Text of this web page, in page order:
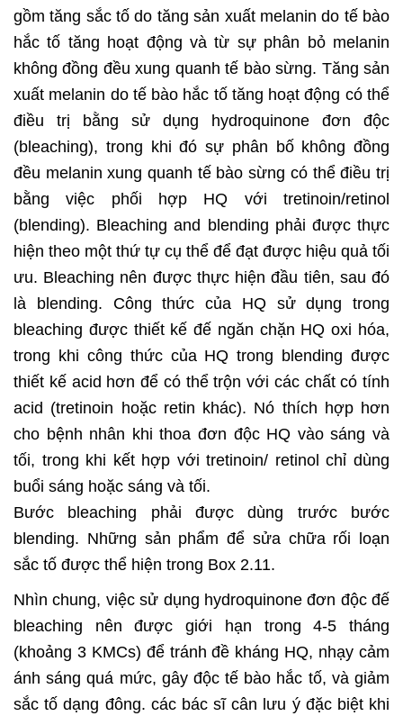
gồm tăng sắc tố do tăng sản xuất melanin do tế bào
hắc tố tăng hoạt động và từ sự phân bỏ melanin
không đồng đều xung quanh tế bào sừng. Tăng sản
xuất melanin do tế bào hắc tố tăng hoạt động có thể
điều trị bằng sử dụng hydroquinone đơn độc
(bleaching), trong khi đó sự phân bố không đồng
đều melanin xung quanh tế bào sừng có thể điều trị
bằng việc phối hợp HQ với tretinoin/retinol
(blending). Bleaching and blending phải được thực
hiện theo một thứ tự cụ thể để đạt được hiệu quả tối
ưu. Bleaching nên được thực hiện đầu tiên, sau đó
là blending. Công thức của HQ sử dụng trong
bleaching được thiết kế đế ngăn chặn HQ oxi hóa,
trong khi công thức của HQ trong blending được
thiết kế acid hơn để có thể trộn với các chất có tính
acid (tretinoin hoặc retin khác). Nó thích hợp hơn
cho bệnh nhân khi thoa đơn độc HQ vào sáng và
tối, trong khi kết hợp với tretinoin/ retinol chỉ dùng
buổi sáng hoặc sáng và tối.
Bước bleaching phải được dùng trước bước
blending. Những sản phẩm để sửa chữa rối loạn
sắc tố được thể hiện trong Box 2.11.
Nhìn chung, việc sử dụng hydroquinone đơn độc đế
bleaching nên được giới hạn trong 4-5 tháng
(khoảng 3 KMCs) để tránh đề kháng HQ, nhạy cảm
ánh sáng quá mức, gây độc tế bào hắc tố, và giảm
sắc tố dạng đông. các bác sĩ cân lưu ý đặc biệt khi